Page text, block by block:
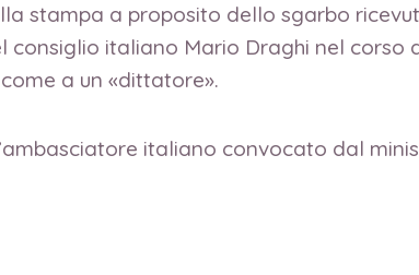
stampa a proposito dello sgarbo
italiano Mario Draghi nel corso
a un «dittatore».
italiano convocato dal